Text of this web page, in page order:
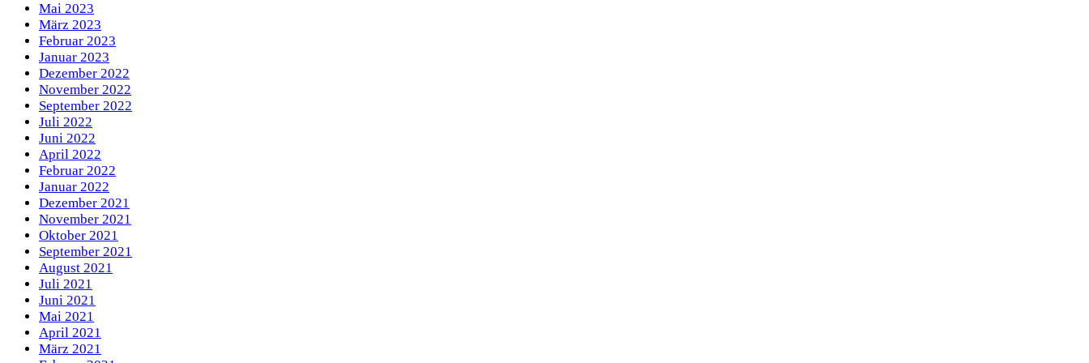
Mai 2023
März 2023
Februar 2023
Januar 2023
Dezember 2022
November 2022
September 2022
Juli 2022
Juni 2022
April 2022
Februar 2022
Januar 2022
Dezember 2021
November 2021
Oktober 2021
September 2021
August 2021
Juli 2021
Juni 2021
Mai 2021
April 2021
März 2021